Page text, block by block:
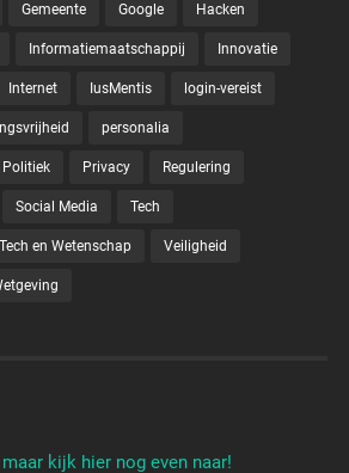
Gemeente Google Hacken
Informatiemaatschappij Innovatie
Internet IusMentis login-vereist
personalia
Politiek Privacy Regulering
Social Media Tech
Tech en Wetenschap Veiligheid
kijk hier nog even naar!